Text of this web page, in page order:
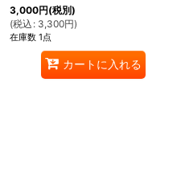
3,000円(税別)
(税込 : 3,300円)
在庫数 1点
カートに入れる